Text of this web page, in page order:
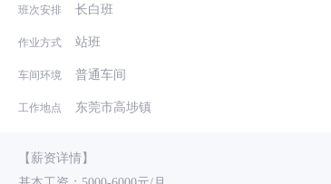
班次安排 长白班
作业方式 站班
车间环境 普通车间
工作地点 东莞市高埗镇
【薪资详情】